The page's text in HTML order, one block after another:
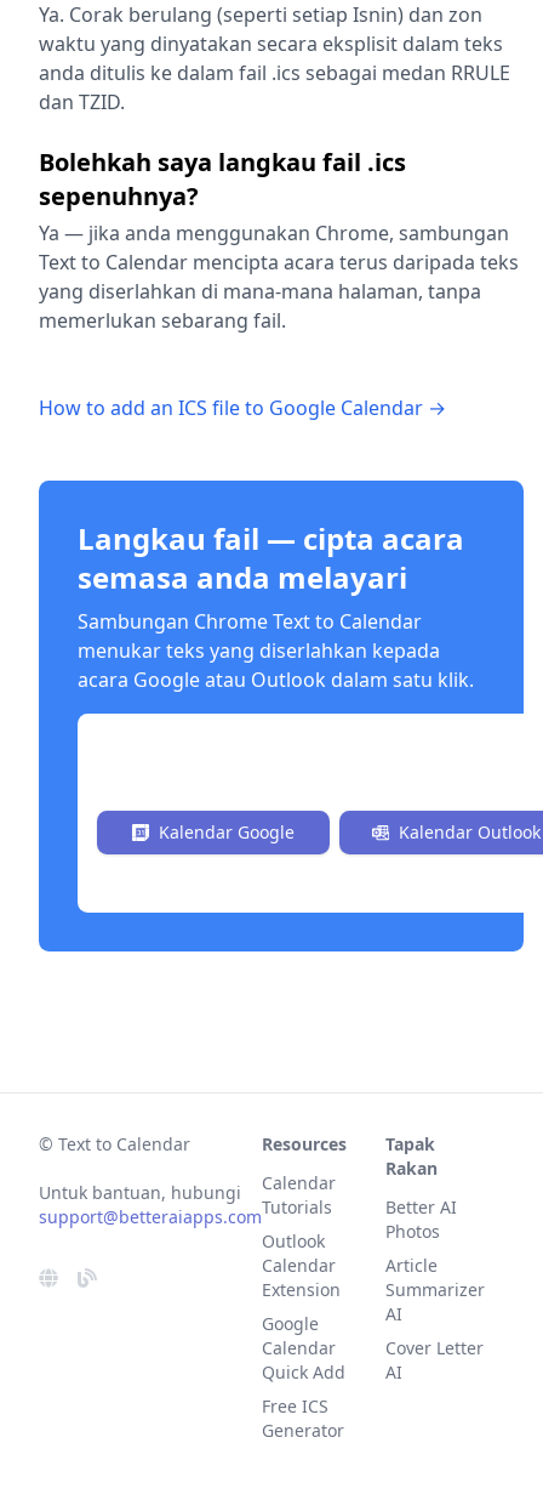
Ya. Corak berulang (seperti setiap Isnin) dan zon
waktu yang dinyatakan secara eksplisit dalam teks
anda ditulis ke dalam fail .ics sebagai medan RRULE
dan TZID.
Bolehkah saya langkau fail .ics
sepenuhnya?
Ya — jika anda menggunakan Chrome, sambungan
Text to Calendar mencipta acara terus daripada teks
yang diserlahkan di mana-mana halaman, tanpa
memerlukan sebarang fail.
How to add an ICS file to Google Calendar →
Langkau fail — cipta acara
semasa anda melayari
Sambungan Chrome Text to Calendar
menukar teks yang diserlahkan kepada
acara Google atau Outlook dalam satu klik.
Kalendar Google Kalendar Outlook
© Text to Calendar
Untuk bantuan, hubungi
support@betteraiapps.com
Resources
Calendar
Tutorials
Outlook
Calendar
Extension
Google
Calendar
Quick Add
Free ICS
Generator
Tapak
Rakan
Better AI
Photos
Article
Summarizer
AI
Cover Letter
AI